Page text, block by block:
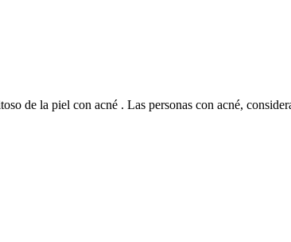
de la piel con acné . Las personas con acné,